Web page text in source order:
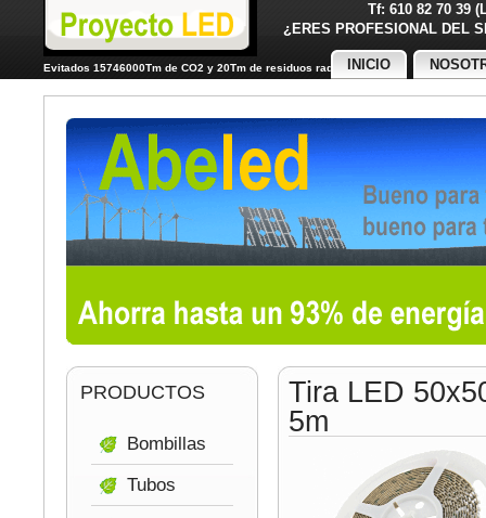
Tf: 610 82 70 39
¿ERES PROFESIONAL
Evitados 15746000Tm de CO2 y 20Tm de residuos radiactivos
INICIO
Tira LED
5m
PRODUCTOS
Bombillas
Tubos